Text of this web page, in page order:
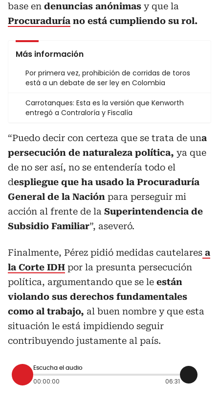
base en denuncias anónimas y que la
Procuraduría no está cumpliendo su rol.
Más información
Por primera vez, prohibición de corridas de toros
está a un debate de ser ley en Colombia
Carrotanques: Esta es la versión que Kenworth
entregó a Contraloría y Fiscalía
“Puedo decir con certeza que se trata de una
persecución de naturaleza política, ya que
de no ser así, no se entendería todo el
despliegue que ha usado la Procuraduría
General de la Nación para perseguir mi
acción al frente de la Superintendencia de
Subsidio Familiar”, aseveró.
Finalmente, Pérez pidió medidas cautelares a
la Corte IDH por la presunta persecución
política, argumentando que se le están
violando sus derechos fundamentales
como al trabajo, al buen nombre y que esta
situación le está impidiendo seguir
contribuyendo justamente al país.
Escucha el audio
00:00:00 06:31